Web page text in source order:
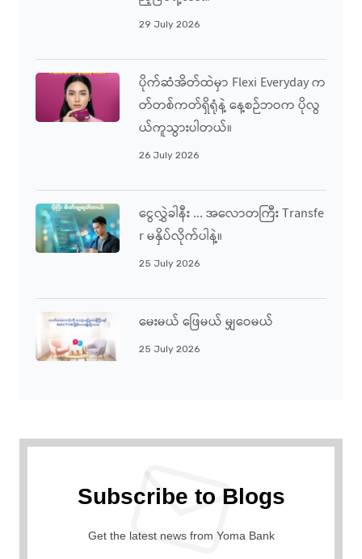
29 July 2026
ပိုက်ဆံအိတ်ထဲမှာ Flexi Everyday က
တ်တစ်ကတ်ရှိရုံနဲ့ နေ့စဉ်ဘဝက ပိုလွ
ယ်ကူသွားပါတယ်။
26 July 2026
ငွေလွှဲခါနီး ... အလောတကြီး Transfe
R မနှိပ်လိုက်ပါနဲ့။
25 July 2026
မေးမယ် ဖြေမယ် မျှဝေမယ်
25 July 2026
Subscribe to Blogs
Get the latest news from Yoma Bank